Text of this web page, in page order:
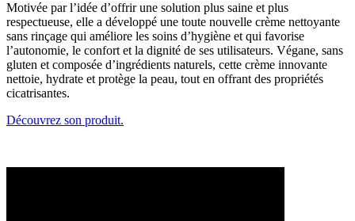
Motivée par l’idée d’offrir une solution plus saine et plus
respectueuse, elle a développé une toute nouvelle crème nettoyante
sans rinçage qui améliore les soins d’hygiène et qui favorise
l’autonomie, le confort et la dignité de ses utilisateurs. Végane, sans
gluten et composée d’ingrédients naturels, cette crème innovante
nettoie, hydrate et protège la peau, tout en offrant des propriétés
cicatrisantes.
Découvrez son produit.